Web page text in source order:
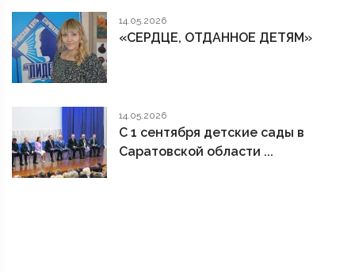
14.05.2026
«СЕРДЦЕ, ОТДАННОЕ ДЕТЯМ»
14.05.2026
С 1 сентября детские сады в
Саратовской области ...